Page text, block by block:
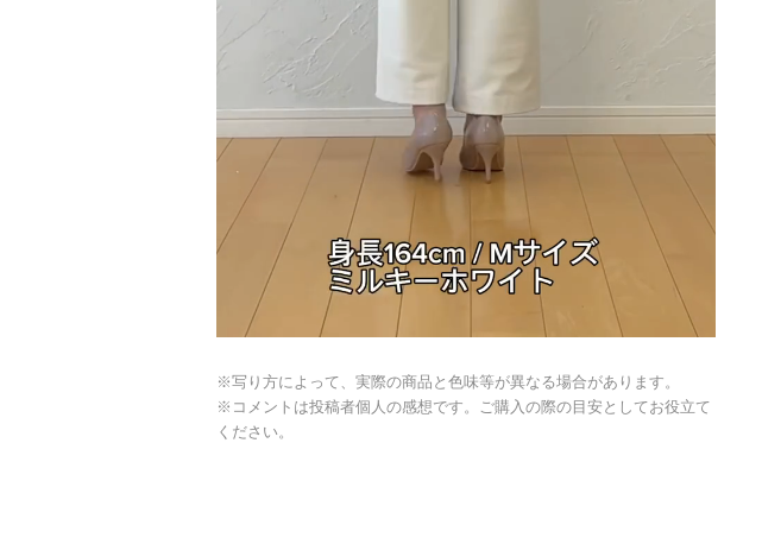
※写り方によって、実際の商品と色味等が異なる場合があります。
※コメントは投稿者個人の感想です。ご購入の際の目安としてお役立て
ください。